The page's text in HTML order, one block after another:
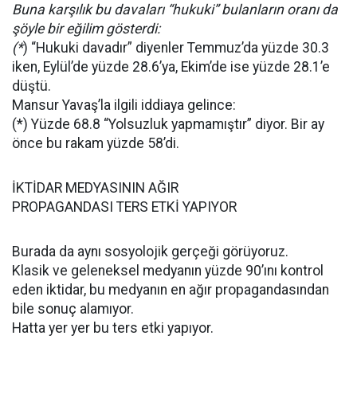
Buna karşılık bu davaları “hukuki” bulanların oranı da
şöyle bir eğilim gösterdi:
(*) “Hukuki davadır” diyenler Temmuz’da yüzde 30.3
iken, Eylül’de yüzde 28.6’ya, Ekim’de ise yüzde 28.1’e
düştü.
Mansur Yavaş’la ilgili iddiaya gelince:
(*) Yüzde 68.8 “Yolsuzluk yapmamıştır” diyor. Bir ay
önce bu rakam yüzde 58’di.
İKTİDAR MEDYASININ AĞIR
PROPAGANDASI TERS ETKİ YAPIYOR
Burada da aynı sosyolojik gerçeği görüyoruz.
Klasik ve geleneksel medyanın yüzde 90’ını kontrol
eden iktidar, bu medyanın en ağır propagandasından
bile sonuç alamıyor.
Hatta yer yer bu ters etki yapıyor.